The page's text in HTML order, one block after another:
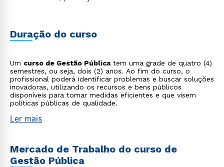
Duração do curso
Um curso de Gestão Públicatem uma grade de quatro (4)
semestres, ou seja, dois (2) anos. Ao fim do curso, o
profissional poderá identificar problemas e buscar soluções
inovadoras, utilizando os recursos e bens públicos
disponíveis para tomar medidas eficientes e que visem
políticas públicas de qualidade.
Ler mais
Mercado de Trabalho do curso de
Gestão Pública